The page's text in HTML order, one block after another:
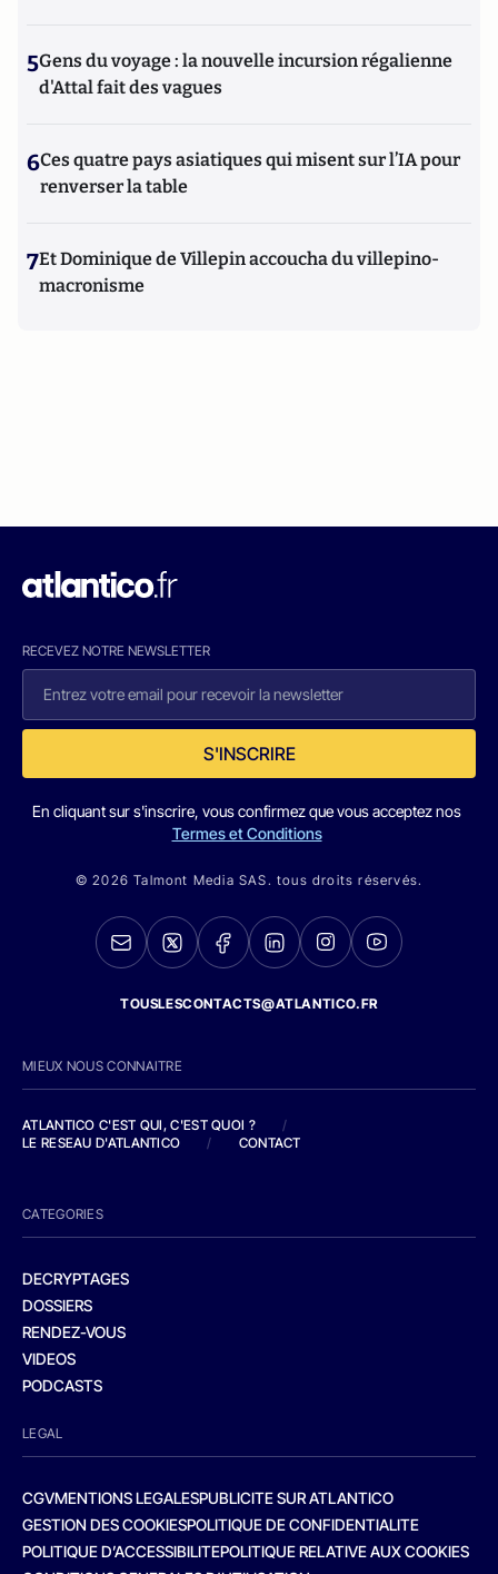
5Gens du voyage : la nouvelle incursion régalienne
d'Attal fait des vagues
6Ces quatre pays asiatiques qui misent sur l’IA pour
renverser la table
7Et Dominique de Villepin accoucha du villepino-
macronisme
RECEVEZ NOTRE NEWSLETTER
S'INSCRIRE
En cliquant sur s'inscrire, vous confirmez que vous acceptez nos
Termes et Conditions
© 2026 Talmont Media SAS. tous droits réservés.
TOUSLESCONTACTS@ATLANTICO.FR
MIEUX NOUS CONNAITRE
ATLANTICO C'EST QUI, C'EST QUOI ?
/
LE RESEAU D'ATLANTICO
/ CONTACT
CATEGORIES
DECRYPTAGES
DOSSIERS
RENDEZ-VOUS
VIDEOS
PODCASTS
LEGAL
CGVMENTIONS LEGALESPUBLICITE SUR ATLANTICO
GESTION DES COOKIESPOLITIQUE DE CONFIDENTIALITE
POLITIQUE D’ACCESSIBILITEPOLITIQUE RELATIVE AUX COOKIES